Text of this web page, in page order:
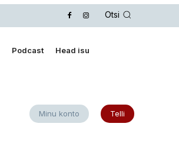
Otsi
Podcast Head isu
Minu konto Telli